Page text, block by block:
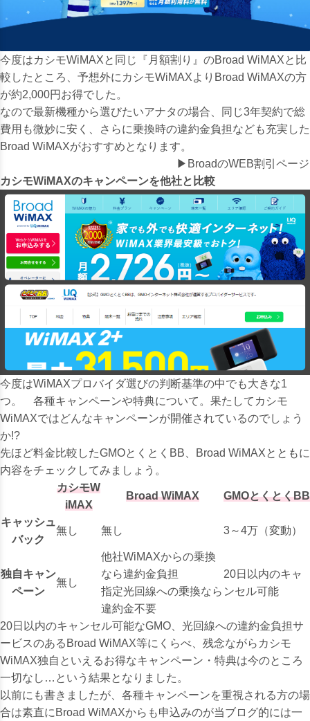
今度はカシモWiMAXと同じ『月額割り』のBroad WiMAXと比
較したところ、予想外にカシモWiMAXよりBroad WiMAXの方
が約2,000円お得でした。
なので最新機種から選びたいアナタの場合、同じ3年契約で総
費用も微妙に安く、さらに乗換時の違約金負担なども充実した
Broad WiMAXがおすすめとなります。
▶BroadのWEB割引ページ
カシモWiMAXのキャンペーンを他社と比較
今度はWiMAXプロバイダ選びの判断基準の中でも大きな1
つ。 各種キャンペーンや特典について。 果たしてカシモ
WiMAXではどんなキャンペーンが開催されているのでしょう
か!?
先ほど料金比較したGMOとくとくBB、Broad WiMAXとともに
内容をチェックしてみましょう。
カシモW
iMAX
Broad WiMAX GMOとくとくBB
キャッシュ
バック
無し 無し 3～4万（変動）
独自キャン
ペーン
無し
他社WiMAXからの乗換
なら違約金負担
指定光回線への乗換なら
違約金不要
20日以内のキャ
ンセル可能
20日以内のキャンセル可能なGMO、光回線への違約金負担サ
ービスのあるBroad WiMAX等にくらべ、残念ながらカシモ
WiMAX独自といえるお得なキャンペーン・特典は今のところ
一切なし…という結果となりました。
以前にも書きましたが、各種キャンペーンを重視される方の場
合は素直にBroad WiMAXからも申込みのが当ブログ的には一